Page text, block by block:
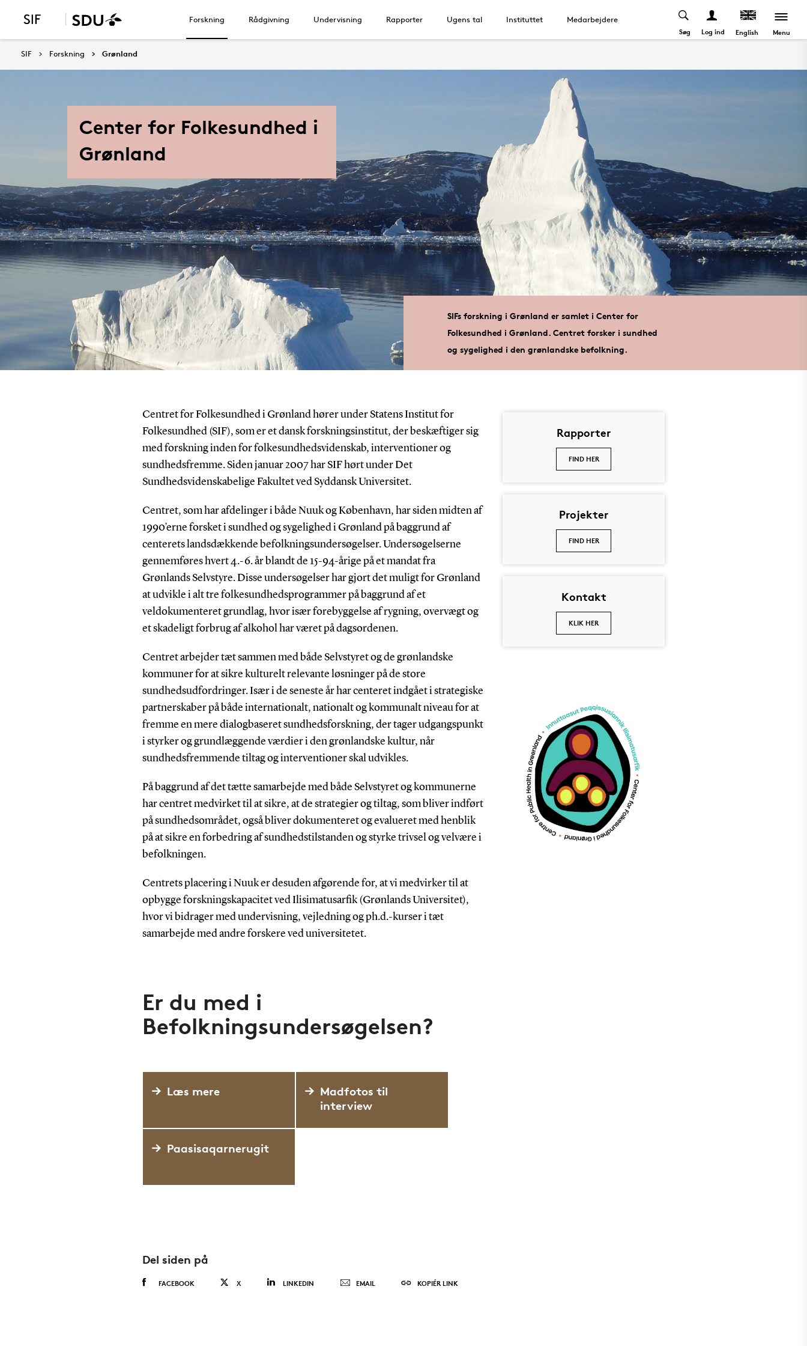
Forskning Rådgivning Undervisning Rapporter Ugens tal Instituttet Medarbejdere
Søg Log ind English Menu
SIF Forskning Grønland
Center for Folkesundhed i
Grønland
SIFs forskning i Grønland er samlet i Center for
Folkesundhed i Grønland. Centret forsker i sundhed
og sygelighed i den grønlandske befolkning.
Centret for Folkesundhed i Grønland hører under Statens Institut for
Folkesundhed (SIF), som er et dansk forskningsinstitut, der beskæftiger sig
med forskning inden for folkesundhedsvidenskab, interventioner og
sundhedsfremme. Siden januar 2007 har SIF hørt under Det
Sundhedsvidenskabelige Fakultet ved Syddansk Universitet.
Centret, som har afdelinger i både Nuuk og København, har siden midten af
1990’erne forsket i sundhed og sygelighed i Grønland på baggrund af
centerets landsdækkende befolkningsundersøgelser. Undersøgelserne
gennemføres hvert 4.-6. år blandt de 15-94-årige på et mandat fra
Grønlands Selvstyre. Disse undersøgelser har gjort det muligt for Grønland
at udvikle i alt tre folkesundhedsprogrammer på baggrund af et
veldokumenteret grundlag, hvor især forebyggelse af rygning, overvægt og
et skadeligt forbrug af alkohol har været på dagsordenen.
Centret arbejder tæt sammen med både Selvstyret og de grønlandske
kommuner for at sikre kulturelt relevante løsninger på de store
sundhedsudfordringer. Især i de seneste år har centeret indgået i strategiske
partnerskaber på både internationalt, nationalt og kommunalt niveau for at
fremme en mere dialogbaseret sundhedsforskning, der tager udgangspunkt
i styrker og grundlæggende værdier i den grønlandske kultur, når
sundhedsfremmende tiltag og interventioner skal udvikles.
På baggrund af det tætte samarbejde med både Selvstyret og kommunerne
har centret medvirket til at sikre, at de strategier og tiltag, som bliver indført
på sundhedsområdet, også bliver dokumenteret og evalueret med henblik
på at sikre en forbedring af sundhedstilstanden og styrke trivsel og velvære i
befolkningen.
Centrets placering i Nuuk er desuden afgørende for, at vi medvirker til at
opbygge forskningskapacitet ved Ilisimatusarfik (Grønlands Universitet),
hvor vi bidrager med undervisning, vejledning og ph.d.-kurser i tæt
samarbejde med andre forskere ved universitetet.
Er du med i
Befolkningsundersøgelsen?
Læs mere
Madfotos til
interview
Paasisaqarnerugit
Rapporter
FIND HER
Projekter
FIND HER
Kontakt
KLIK HER
Del siden på
FACEBOOK X LINKEDIN EMAIL KOPIÉR LINK